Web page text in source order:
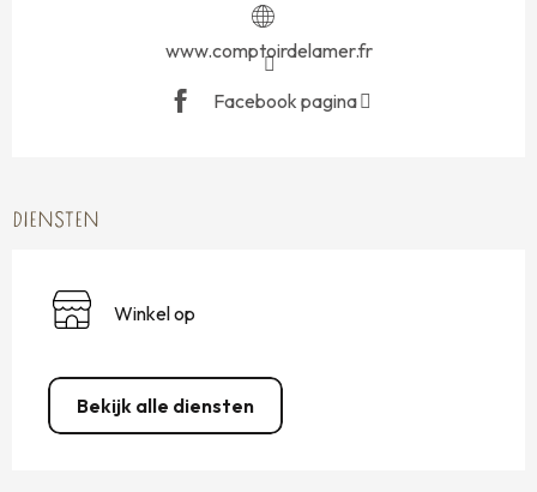
www.comptoirdelamer.fr
Facebook pagina
DIENSTEN
Winkel op
Bekijk alle diensten